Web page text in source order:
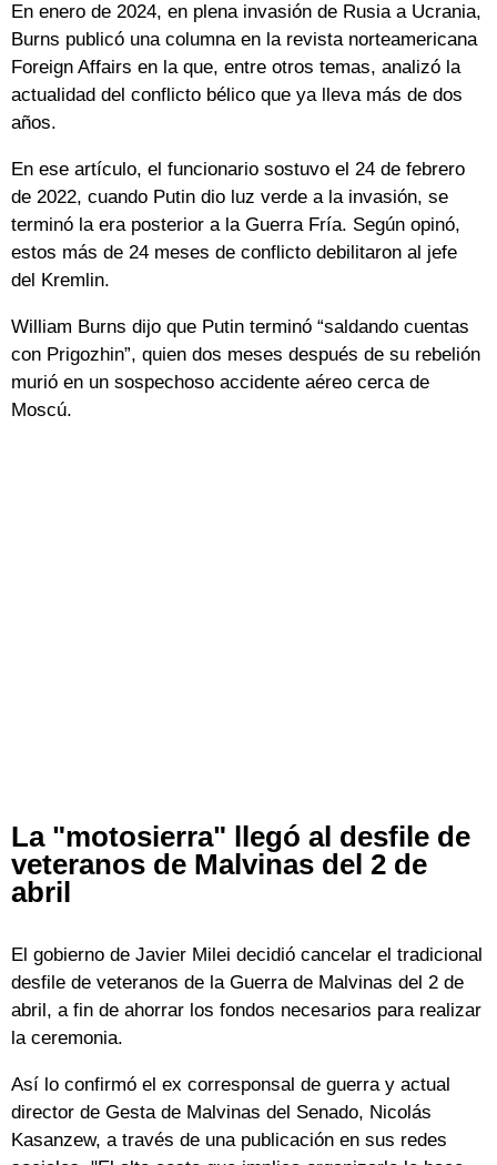
En enero de 2024, en plena invasión de Rusia a Ucrania,
Burns publicó una columna en la revista norteamericana
Foreign Affairs en la que, entre otros temas, analizó la
actualidad del conflicto bélico que ya lleva más de dos
años.
En ese artículo, el funcionario sostuvo el 24 de febrero
de 2022, cuando Putin dio luz verde a la invasión, se
terminó la era posterior a la Guerra Fría. Según opinó,
estos más de 24 meses de conflicto debilitaron al jefe
del Kremlin.
William Burns dijo que Putin terminó “saldando cuentas
con Prigozhin”, quien dos meses después de su rebelión
murió en un sospechoso accidente aéreo cerca de
Moscú.
La "motosierra" llegó al desfile de
veteranos de Malvinas del 2 de
abril
El gobierno de Javier Milei decidió cancelar el tradicional
desfile de veteranos de la Guerra de Malvinas del 2 de
abril, a fin de ahorrar los fondos necesarios para realizar
la ceremonia.
Así lo confirmó el ex corresponsal de guerra y actual
director de Gesta de Malvinas del Senado, Nicolás
Kasanzew, a través de una publicación en sus redes